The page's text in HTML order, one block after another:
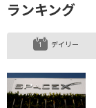
ランキング
デイリー